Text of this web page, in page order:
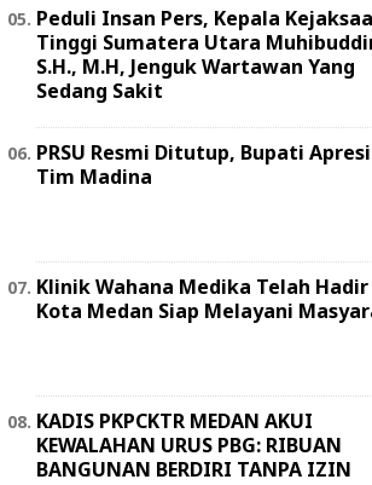
Peduli Insan Pers, Kepala
Tinggi Sumatera Utara
S.H., M.H, Jenguk Wartawan Yang
Sedang Sakit
PRSU Resmi Ditutup, Bupati
Tim Madina
Klinik Wahana Medika Telah
Kota Medan Siap Melayani
KADIS PKPCKTR MEDAN AKUI
KEWALAHAN URUS PBG: RIBUAN
BANGUNAN BERDIRI TANPA IZIN